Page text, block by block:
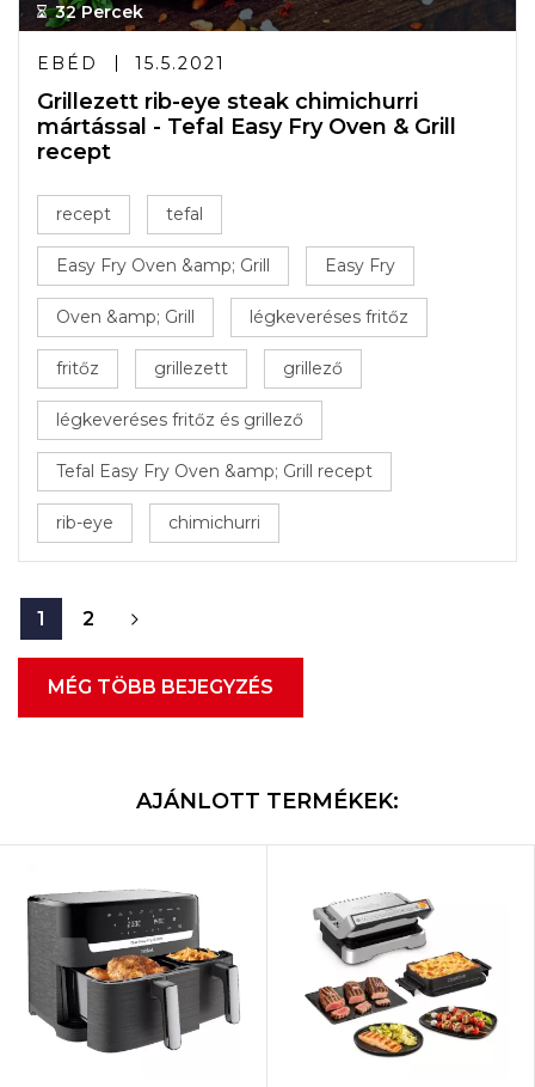
32 Percek
EBÉD 15.5.2021
Grillezett rib-eye steak chimichurri
mártással - Tefal Easy Fry Oven & Grill
recept
recept tefal
Easy Fry Oven &amp; Grill Easy Fry
Oven &amp; Grill légkeveréses fritőz
fritőz grillezett grillező
légkeveréses fritőz és grillező
Tefal Easy Fry Oven &amp; Grill recept
rib-eye chimichurri
1 2
MÉG TÖBB BEJEGYZÉS
AJÁNLOTT TERMÉKEK: